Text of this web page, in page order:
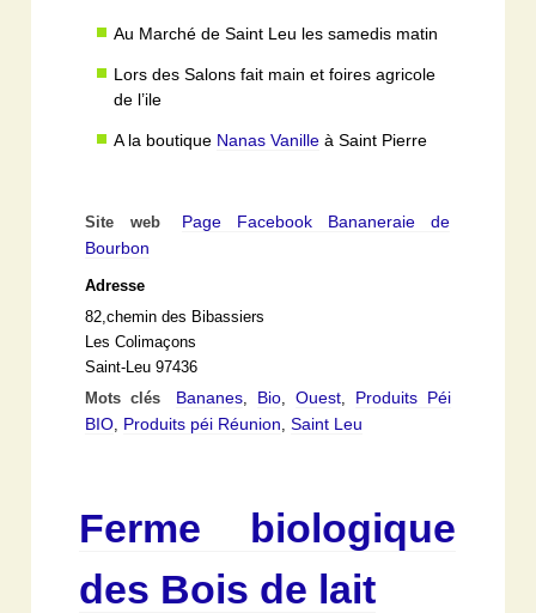
Au Marché de Saint Leu les samedis matin
Lors des Salons fait main et foires agricole
de l’ile
A la boutique Nanas Vanille à Saint Pierre
Site web
Page Facebook Bananeraie de
Bourbon
Adresse
82,chemin des Bibassiers
Les Colimaçons
Saint-Leu 97436
Mots clés
Bananes, Bio, Ouest, Produits Péi
BIO, Produits péi Réunion,Saint Leu
Ferme biologique
des Bois de lait